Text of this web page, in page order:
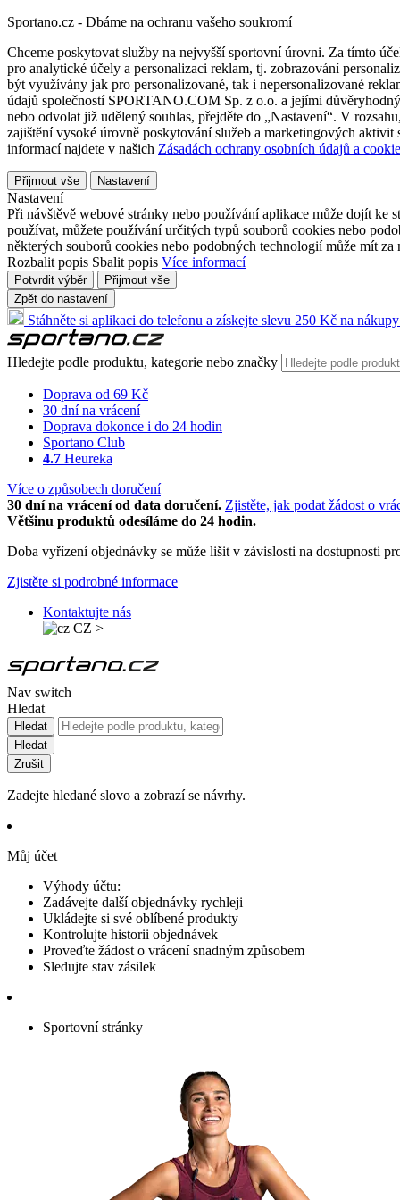
Sportano.cz - Dbáme na ochranu vašeho soukromí
Chceme poskytovat služby na nejvyšší sportovní úrovni. Za tímto
pro analytické účely a personalizaci reklam, tj. zobrazování
být využívány jak pro personalizované, tak i nepersonalizované
údajů společností SPORTANO.COM Sp. z o.o. a jejími
nebo odvolat již udělený souhlas, přejděte do „Nastavení“. V
zajištění vysoké úrovně poskytování služeb a marketingových
informací najdete v našich Zásadách ochrany osobních údajů a
Přijmout vše Nastavení
Nastavení
Při návštěvě webové stránky nebo používání aplikace může dojít ke
používat, můžete používání určitých typů souborů cookies nebo
některých souborů cookies nebo podobných technologií může mít
Rozbalit popis Sbalit popis Více informací
Potvrdit výběr
Přijmout vše
Zpět do nastavení
Stáhněte si aplikaci do telefonu a získejte slevu 250 Kč na
Hledejte podle produktu, kategorie nebo značky
Doprava od 69 Kč
30 dní na vrácení
Doprava dokonce i do 24 hodin
Sportano Club
4.7 Heureka
Více o způsobech doručení
30 dní na vrácení od data doručení. Zjistěte, jak podat žádost o
Většinu produktů odesíláme do 24 hodin.
Doba vyřízení objednávky se může lišit v závislosti na dostupnosti
Zjistěte si podrobné informace
Kontaktujte nás
CZ >
Nav switch
Hledat
Hledat
Hledat
Zrušit
Zadejte hledané slovo a zobrazí se návrhy.
Můj účet
Výhody účtu:
Zadávejte další objednávky rychleji
Ukládejte si své oblíbené produkty
Kontrolujte historii objednávek
Proveďte žádost o vrácení snadným způsobem
Sledujte stav zásilek
Sportovní stránky